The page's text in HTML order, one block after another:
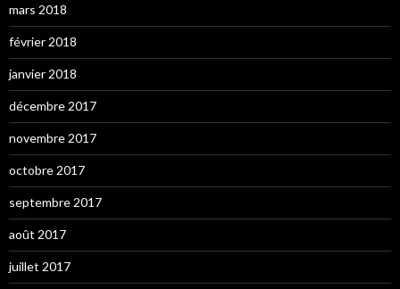
mars 2018
février 2018
janvier 2018
décembre 2017
novembre 2017
octobre 2017
septembre 2017
août 2017
juillet 2017